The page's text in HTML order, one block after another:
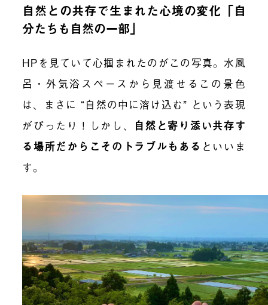
自然との共存で生まれた心境の変化「自
分たちも自然の一部」
HPを見ていて心掴まれたのがこの写真。水風
呂・外気浴スペースから見渡せるこの景色
は、まさに “自然の中に溶け込む” という表現
がぴったり！しかし、
自然と寄り添い共存す
る場所だからこそのトラブルもある といいま
す。